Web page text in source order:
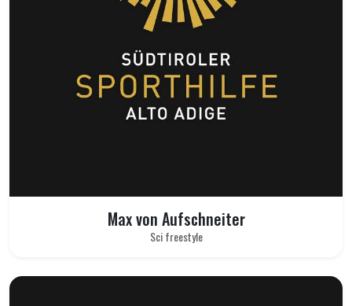
Max von Aufschneiter
Sci freestyle